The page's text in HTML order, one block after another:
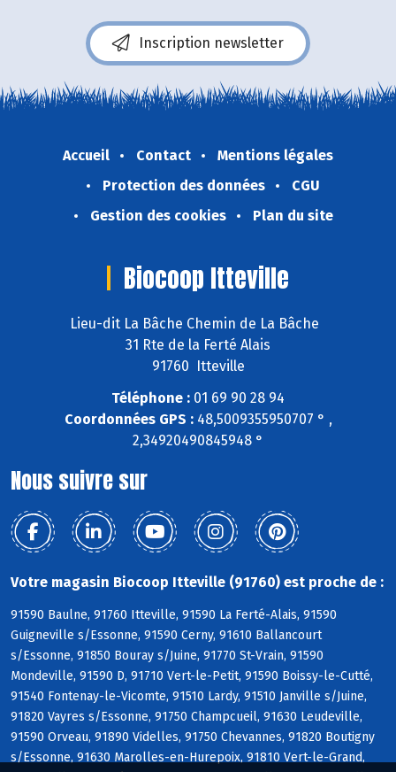
Inscription newsletter
Accueil Contact
Mentions légales
Protection des données
CGU
Gestion des cookies
Plan du site
Biocoop Itteville
Lieu-dit La Bâche Chemin de La Bâche
31 Rte de la Ferté Alais
91760 Itteville
Téléphone : 01 69 90 28 94
Coordonnées GPS :48,5009355950707 ° ,
2,34920490845948 °
Nous suivre sur
Votre magasin Biocoop Itteville (91760) est proche de :
91590 Baulne, 91760 Itteville, 91590 La Ferté-Alais, 91590
Guigneville s/Essonne, 91590 Cerny, 91610 Ballancourt
s/Essonne, 91850 Bouray s/Juine, 91770 St-Vrain, 91590
Mondeville, 91590 D, 91710 Vert-le-Petit, 91590 Boissy-le-Cutté,
91540 Fontenay-le-Vicomte, 91510 Lardy, 91510 Janville s/Juine,
91820 Vayres s/Essonne, 91750 Champcueil, 91630 Leudeville,
91590 Orveau, 91890 Videlles, 91750 Chevannes, 91820 Boutigny
s/Essonne, 91630 Marolles-en-Hurepoix, 91810 Vert-le-Grand,